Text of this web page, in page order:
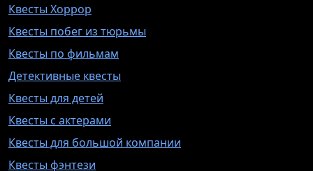
Квесты Хоррор
Квесты побег из тюрьмы
Квесты по фильмам
Детективные квесты
Квесты для детей
Квесты с актерами
Квесты для большой компании
Квесты фэнтези